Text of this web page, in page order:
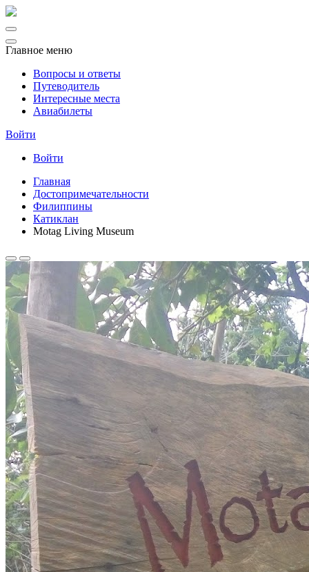
Главное меню
Вопросы и ответы
Путеводитель
Интересные места
Авиабилеты
Войти
Войти
Главная
Достопримечательности
Филиппины
Катиклан
Motag Living Museum